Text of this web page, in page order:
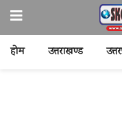
होम उत्तराखण्ड